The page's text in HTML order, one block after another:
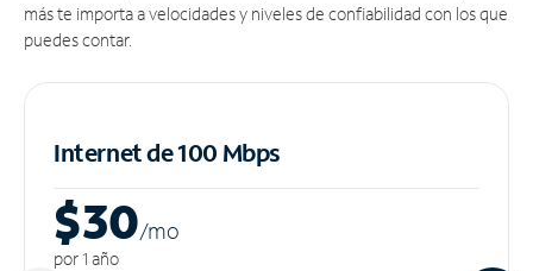
más te importa a velocidades y niveles de confiabilidad con los que
puedes contar.
Internet de 100 Mbps
$30/mo
por 1 año